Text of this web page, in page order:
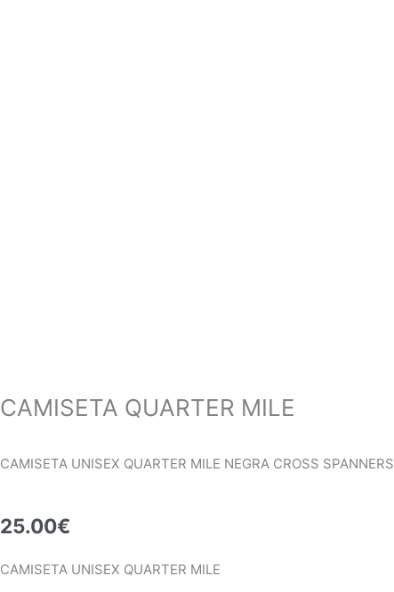
CAMISETA QUARTER MILE
CAMISETA UNISEX QUARTER MILE NEGRA CROSS SPANNERS
25.00€
CAMISETA UNISEX QUARTER MILE